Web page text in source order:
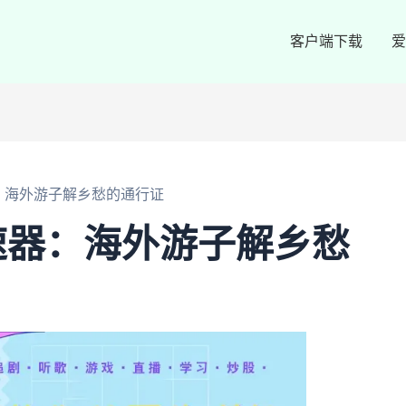
客户端下载
外游子解乡愁的通行证
：海外游子解乡愁